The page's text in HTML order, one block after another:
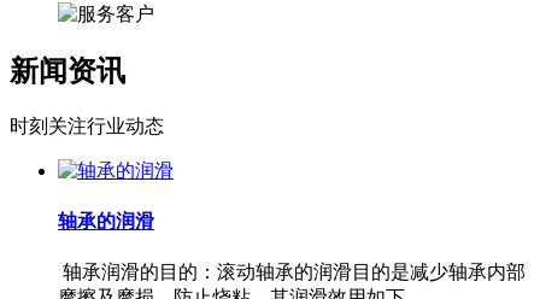
新闻资讯
时刻关注行业动态
轴承的润滑
轴承润滑的目的：滚动轴承的润滑目的是减少轴承内部